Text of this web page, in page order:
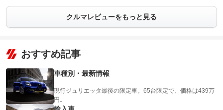
クルマレビューをもっと見る
おすすめ記事
車種別・最新情報
現行ジュリエッタ最後の限定車。65台限定で、価格は439万
円。